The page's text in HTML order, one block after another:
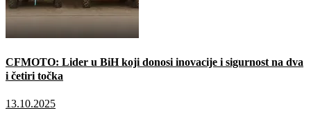
CFMOTO: Lider u BiH koji donosi inovacije i sigurnost na dva
i četiri točka
13.10.2025